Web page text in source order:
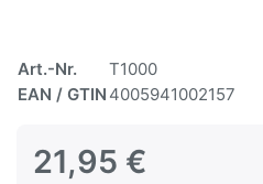
Art.-Nr.
T1000
EAN / GTIN 4005941002157
21,95 €